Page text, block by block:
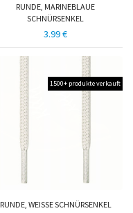
RUNDE, MARINEBLAUE
SCHNÜRSENKEL
3.99 €
1500+ produkte verkauft
RUNDE, WEISSE SCHNÜRSENKEL